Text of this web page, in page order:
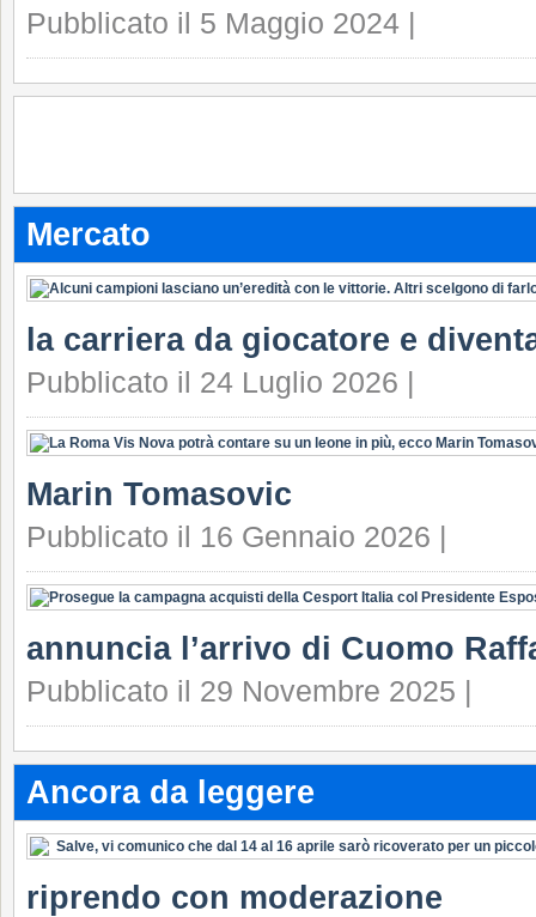
Pubblicato il 5 Maggio 2024 |
Mercato
la carriera da giocatore e
Pubblicato il 24 Luglio 2026 |
Marin Tomasovic
Pubblicato il 16 Gennaio 2026 |
annuncia l’arrivo di Cuomo
Pubblicato il 29 Novembre 2025 |
Ancora da leggere
riprendo con moderazione